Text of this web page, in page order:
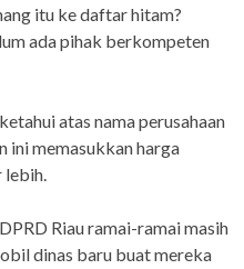
itu ke daftar hitam?
ada pihak berkompeten
atas nama perusahaan
ini memasukkan harga
lebih.
Riau ramai-ramai masih
dinas baru buat mereka